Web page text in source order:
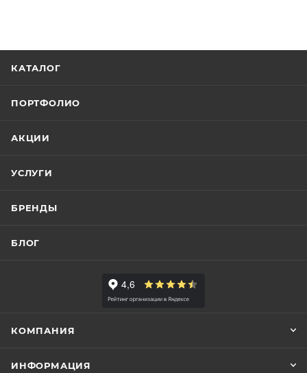
КАТАЛОГ
ПОРТФОЛИО
АКЦИИ
УСЛУГИ
БРЕНДЫ
БЛОГ
КОМПАНИЯ
ИНФОРМАЦИЯ